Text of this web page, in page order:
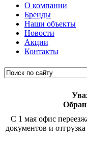
О компании
Бренды
Наши объекты
Новости
Акции
Контакты
С 1 мая офис
документов и